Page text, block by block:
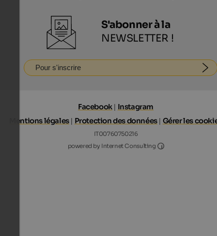
S'abonner à la
NEWSLETTER !
Pour s'inscrire
Facebook| Instagram
Mentions légales| Protection des données| Gérer les
IT00760750216
powered by Internet Consulting
Internet